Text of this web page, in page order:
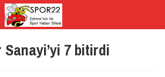
7 bitirdi